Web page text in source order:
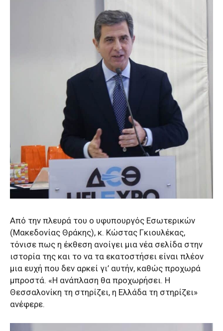
Από την πλευρά του ο υφυπουργός Εσωτερικών
(Μακεδονίας Θράκης), κ. Κώστας Γκιουλέκας,
τόνισε πως η έκθεση ανοίγει μια νέα σελίδα στην
ιστορία της και το να τα εκατοστήσει είναι πλέον
μια ευχή που δεν αρκεί γι’ αυτήν, καθώς προχωρά
μπροστά. «Η ανάπλαση θα προχωρήσει. Η
Θεσσαλονίκη τη στηρίζει, η Ελλάδα τη στηρίζει»
ανέφερε.